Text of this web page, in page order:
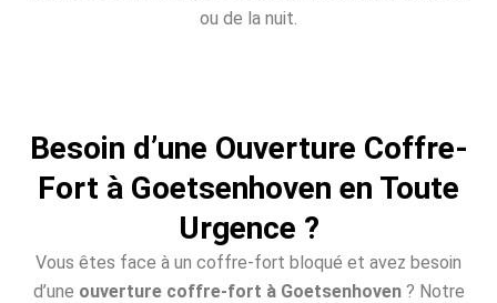
ou de la nuit.
Besoin d’une Ouverture Coffre-
Fort à Goetsenhoven en Toute
Urgence ?
Vous êtes face à un coffre-fort bloqué et avez besoin
d’une ouverture coffre-fort à Goetsenhoven? Notre